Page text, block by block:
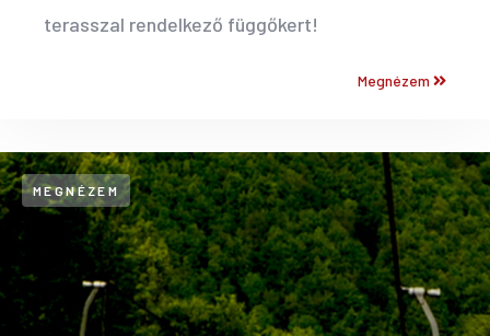
terasszal rendelkező függőkert!
Megnézem
MEGNÉZEM